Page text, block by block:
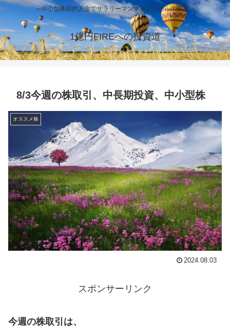
～中小型株節約入金でサラリーマン単身赴任からの卒業～
1億円FIREへの投資道
8/3今週の株取引、中長期投資、中小型株
オススメ株
2024.08.03
スポンサーリンク
今週の株取引は、